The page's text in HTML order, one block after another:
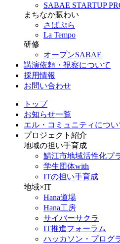
SABAE STARTUP
まちなか賑わい
さばぷら
La Tempo
研修
オープンSABAE
講演依頼・視察について
採用情報
お問い合わせ
トップ
お知らせ一覧
エル・コミュニティについ
プロジェクト紹介
地域の担い手育成
鯖江市地域活性化プ
学生団体with
ITの担い手育成
地域×IT
Hana道場
Hana工房
サイバーサクラ
IT推進フォーラム
ハッカソン・プログ